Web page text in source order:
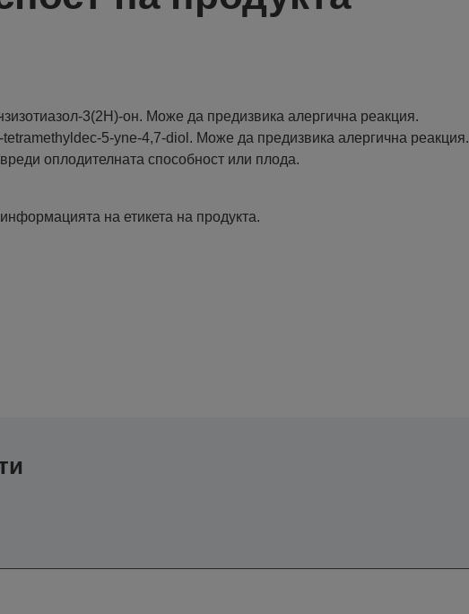
3(2H)-oн. Може да предизвика алергична реакция.
5-yne-4,7-diol. Може да предизвика алергична реакция.
оплодителната способност или плода.
на етикета на продукта.